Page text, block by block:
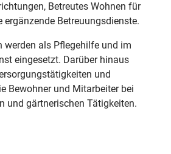
Betreutes Wohnen für
ergänzende Betreuungsdienste.
werden als Pflegehilfe und im
eingesetzt. Darüber hinaus
und
Bewohner und Mitarbeiter bei
und gärtnerischen Tätigkeiten.